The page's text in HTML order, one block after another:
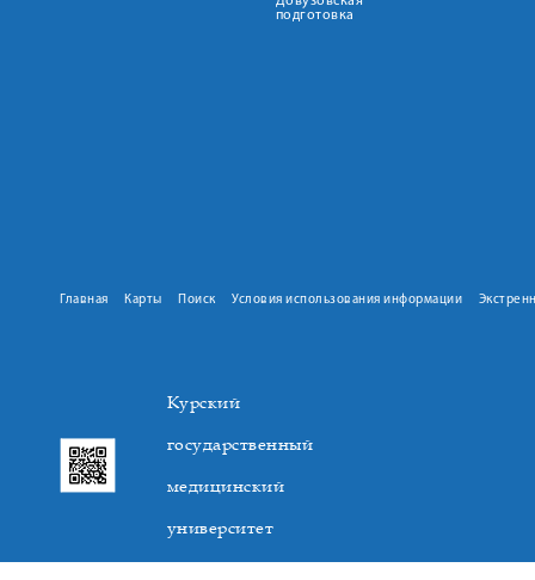
подготовка
Главная Карты Поиск Условия использования информации
Курский
государственный
медицинский
университет